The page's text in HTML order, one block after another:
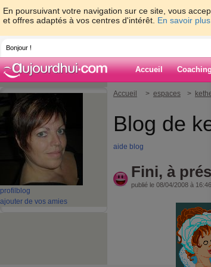
En poursuivant votre navigation sur ce site, vous
et offres adaptés à vos centres d'intérêt. En savoir
Bonjour !
Accueil
profil blog
ajouter de vos amies
Accueil > espaces >
Blog de
aide blog
Fini, à
publié le 08/04/2008 à 16:46